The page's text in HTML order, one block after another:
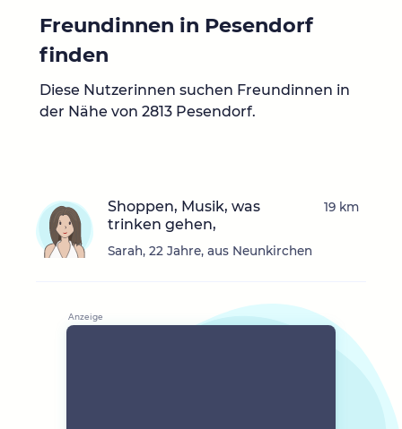
Freundinnen in Pesendorf
finden
Diese Nutzerinnen suchen Freundinnen in
der Nähe von 2813 Pesendorf.
Shoppen, Musik, was
trinken gehen,
Sarah, 22 Jahre, aus Neunkirchen
19 km